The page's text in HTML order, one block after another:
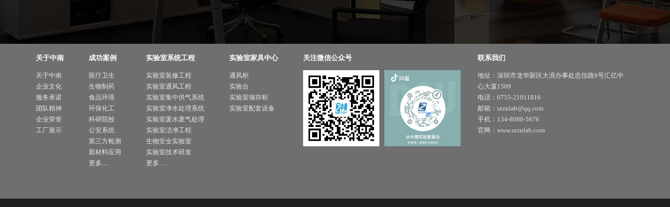
关于中南
关于中南
企业文化
服务承诺
团队精神
企业荣誉
工厂展示
成功案例
医疗卫生
生物制药
食品环境
环保化工
科研院校
公安系统
第三方检测
新材料应用
更多.....
实验室系统工程
实验室装修工程
实验室通风工程
实验室集中供气系统
实验室净水处理系统
实验室废水废气处理
实验室洁净工程
生物安全实验室
实验室技术研发
更多.....
实验室家具中心
通风柜
实验台
实验室储存柜
实验室配套设备
关注微信公众号 联系我们
地址：深圳市龙华新区大浪办事处忠信路9号汇亿中
心大厦1509
电话：0755-21011816
邮箱：szznlab@qq.com
手机：134-8080-5676
官网：www.szznlab.com